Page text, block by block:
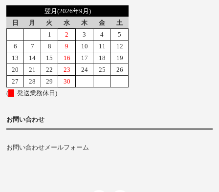
翌月(2026年9月)
日
月 火 水 木 金
土
1
2 3 4
5
6
7 8 9 10 11
12
13
14 15 16 17 18
19
20
21 22 23 24 25
26
27
28 29
30
(
発送業務休日)
お問い合わせ
お問い合わせメールフォーム